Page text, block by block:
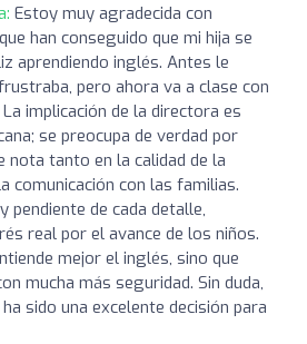
Estoy muy agradecida con
han conseguido que mi hija se
aprendiendo inglés. Antes le
pero ahora va a clase con
implicación de la directora es
se preocupa de verdad por
nota tanto en la calidad de la
comunicación con las familias.
pendiente de cada detalle,
real por el avance de los niños.
mejor el inglés, sino que
mucha más seguridad. Sin duda,
sido una excelente decisión para